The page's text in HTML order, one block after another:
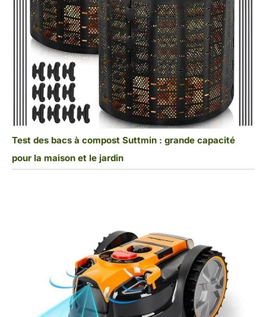
Test des bacs à compost Suttmin : grande capacité
pour la maison et le jardin